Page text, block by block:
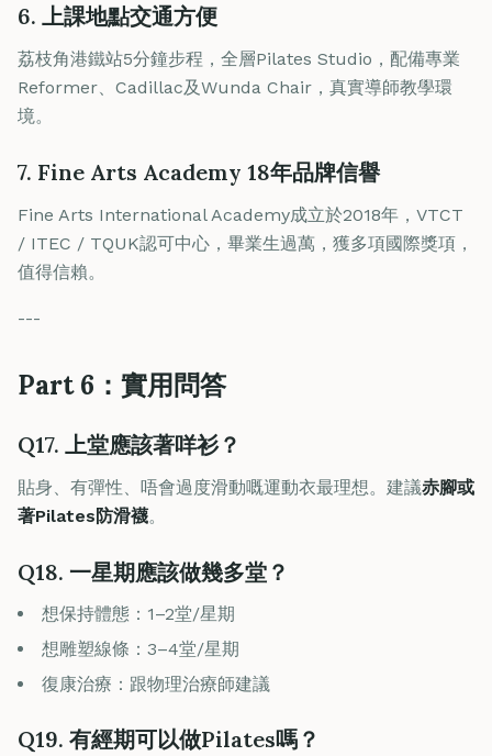
6. 上課地點交通方便
荔枝角港鐵站5分鐘步程，全層Pilates Studio，配備專業
Reformer、Cadillac及Wunda Chair，真實導師教學環
境。
7. Fine Arts Academy 18年品牌信譽
Fine Arts International Academy成立於2018年，VTCT
/ ITEC / TQUK認可中心，畢業生過萬，獲多項國際獎項，
值得信賴。
---
Part 6：實用問答
Q17. 上堂應該著咩衫？
貼身、有彈性、唔會過度滑動嘅運動衣最理想。建議赤腳或
著Pilates防滑襪。
Q18. 一星期應該做幾多堂？
想保持體態：1–2堂/星期
想雕塑線條：3–4堂/星期
復康治療：跟物理治療師建議
Q19. 有經期可以做Pilates嗎？